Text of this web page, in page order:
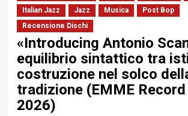
Italian Jazz
Jazz Musica
Post Bop
Recensione Dischi
«Introducing Antonio
equilibrio sintattico tra
costruzione nel solco
tradizione (EMME
2026)